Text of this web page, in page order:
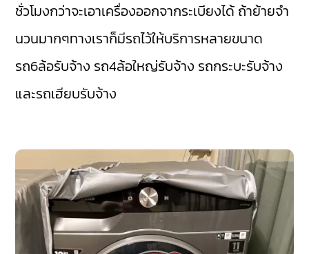
ชั่วโมงกว่าจะเอาเครื่องออกจากระเบียงได้ ถ้าย้ายจำ
นวนมากๆทางเราก็มีรถไว้ให้บริการหลายขนาด
รถ6ล้อรับจ้าง รถ4ล้อใหญ่รับจ้าง รถกระบะรับจ้าง
และรถเฮียบรับจ้าง